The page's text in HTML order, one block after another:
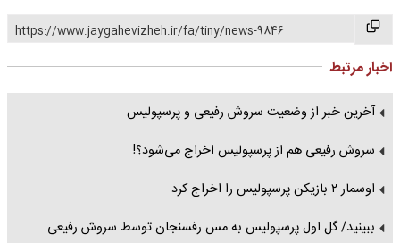
https://www.jaygahevizheh.ir/fa/tiny/news-9846
اخبار مرتبط
آخرین خبر از وضعیت سروش رفیعی و پرسپولیس
سروش رفیعی هم از پرسپولیس اخراج می‌شود؟!
اوسمار ۲ بازیکن پرسپولیس را اخراج کرد
ببینید/ گل اول پرسپولیس به مس رفسنجان توسط سروش رفیعی